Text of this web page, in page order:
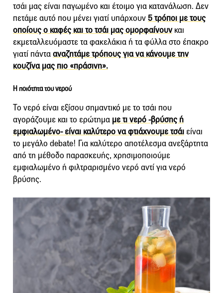
τσάι μας είναι παγωμένο και έτοιμο για κατανάλωση. Δεν
πετάμε αυτό που μένει γιατί υπάρχουν5 τρόποι με τους
οποίους ο καφές και το τσάι μας ομορφαίνουνκαι
εκμεταλλευόμαστε τα φακελάκια ή τα φύλλα στο έπακρο
γιατί πάντααναζητάμε τρόπους για να κάνουμε την
κουζίνα μας πιο «πράσινη».
Η ποιότητα του νερού
Το νερό είναι εξίσου σημαντικό με το τσάι που
αγοράζουμε και το ερώτημα με τι νερό -βρύσης ή
εμφιαλωμένο- είναι καλύτερο να φτιάχνουμε τσάι είναι
το μεγάλο debate! Για καλύτερο αποτέλεσμα ανεξάρτητα
από τη μέθοδο παρασκευής, χρησιμοποιούμε
εμφιαλωμένο ή φιλτραρισμένο νερό αντί για νερό
βρύσης.